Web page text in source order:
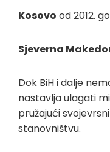
Kosovo od 2012.
Sjeverna
Dok BiH i dalje
nastavlja ulagati
pružajući
stanovništvu.